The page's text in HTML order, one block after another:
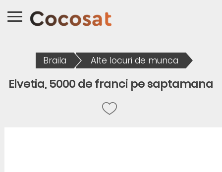
Braila Alte locuri de munca
Elvetia, 5000 de franci pe saptamana